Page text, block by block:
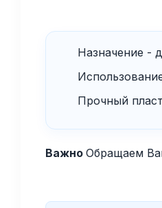
Назначение -
Прочный
Важно Обращаем